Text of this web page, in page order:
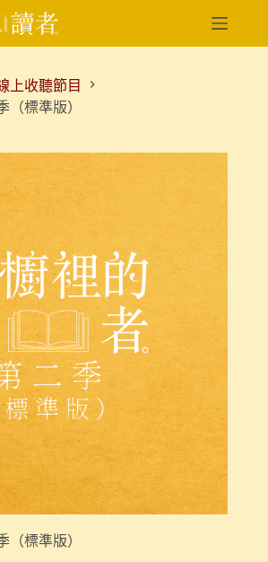
上收聽節目
（標準版）
（標準版）